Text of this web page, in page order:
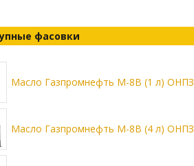
фасовки
Масло Газпромнефть М-8В (1 л) ОНПЗ
Масло Газпромнефть М-8В (4 л) ОНПЗ